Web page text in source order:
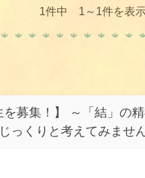
1件中 1～1件を表
を募集！】 ～「結」の
っくりと考えてみませ